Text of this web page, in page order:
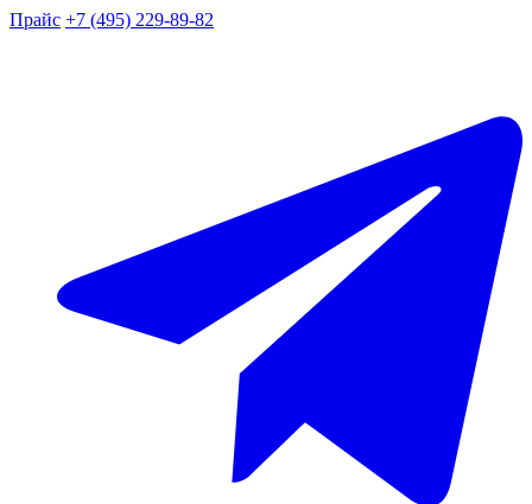
Прайс +7 (495) 229-89-82